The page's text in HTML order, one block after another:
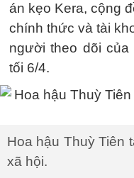
án kẹo Kera, cộng
chính thức và tài
người theo dõi của
tối 6/4.
Hoa hậu Thuỳ Tiên
xã hội.